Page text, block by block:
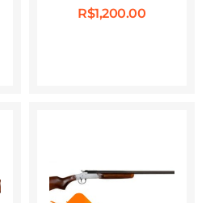
R$1,200.00